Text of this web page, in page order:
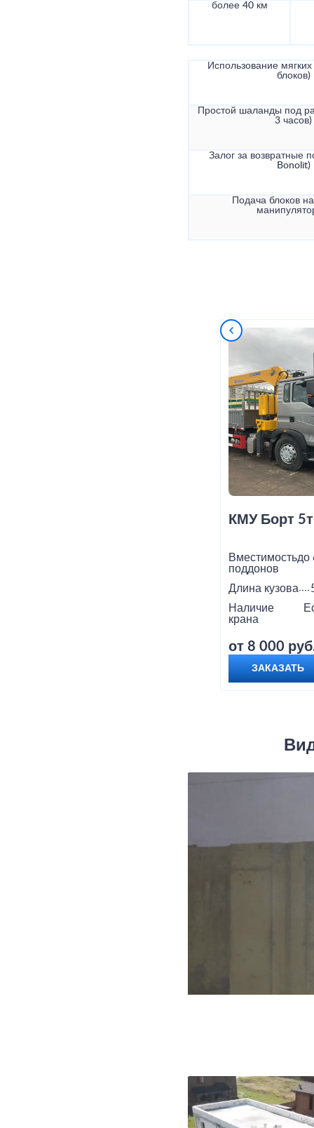
более 40 км
Использование
блоков)
Простой шаланды под
3 часов)
Залог за возвратные
Bonolit)
Подача блоков
КМУ Борт 5т
Вместимость
поддонов
до
Длина кузова
Наличие
крана
от 8 000
ЗАКАЗАТЬ